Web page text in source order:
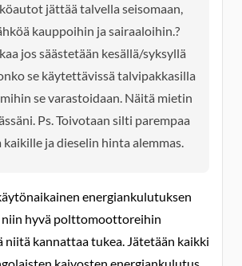
jättää talvella seisomaan,
kauppoihin ja sairaaloihin.?
jos säästetään kesällä/syksyllä
se käytettävissä talvipakkasilla
se varastoidaan. Näitä mietin
Ps. Toivotaan silti parempaa
ja dieselin hinta alemmas.
energiankulutuksen
niin hyvä polttomoottoreihin
kannattaa tukea. Jätetään kaikki